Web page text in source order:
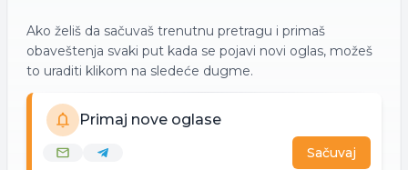
Ako želiš da sačuvaš trenutnu pretragu i primaš
obaveštenja svaki put kada se pojavi novi oglas, možeš
to uraditi klikom na sledeće dugme.
Primaj nove oglase
Sačuvaj